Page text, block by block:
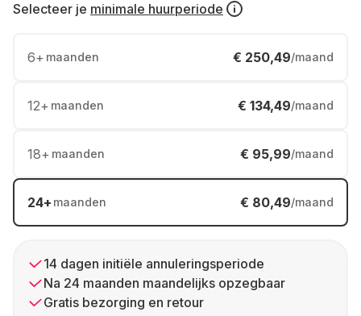
Selecteer je minimale huurperiode
6+ maanden € 250,49/maand
12+ maanden € 134,49/maand
18+ maanden € 95,99/maand
24+ maanden € 80,49/maand
14 dagen initiële annuleringsperiode
Na 24 maanden maandelijks opzegbaar
Gratis bezorging en retour